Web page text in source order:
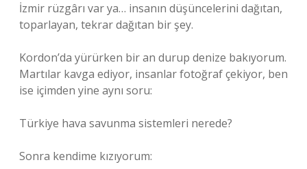
İzmir rüzgârı var ya… insanın düşüncelerini dağıtan,
toparlayan, tekrar dağıtan bir şey.
Kordon’da yürürken bir an durup denize bakıyorum.
Martılar kavga ediyor, insanlar fotoğraf çekiyor, ben
ise içimden yine aynı soru:
Türkiye hava savunma sistemleri nerede?
Sonra kendime kızıyorum: